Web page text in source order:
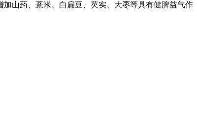
山药、薏米、白扁豆、芡实、大枣等具有健脾益气作